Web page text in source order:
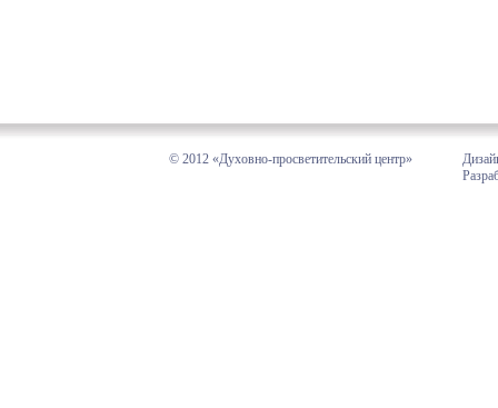
© 2012 «Духовно-просветительский центр»